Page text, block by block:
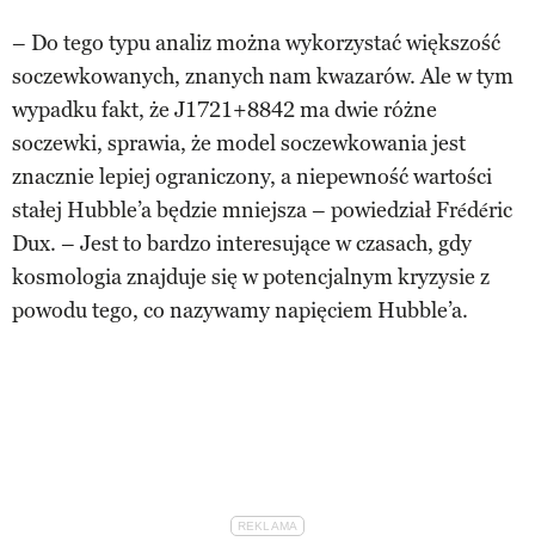
– Do tego typu analiz można wykorzystać większość
soczewkowanych, znanych nam kwazarów. Ale w tym
wypadku fakt, że J1721+8842 ma dwie różne
soczewki, sprawia, że model soczewkowania jest
znacznie lepiej ograniczony, a niepewność wartości
stałej Hubble’a będzie mniejsza – powiedział Frédéric
Dux. – Jest to bardzo interesujące w czasach, gdy
kosmologia znajduje się w potencjalnym kryzysie z
powodu tego, co nazywamy napięciem Hubble’a.